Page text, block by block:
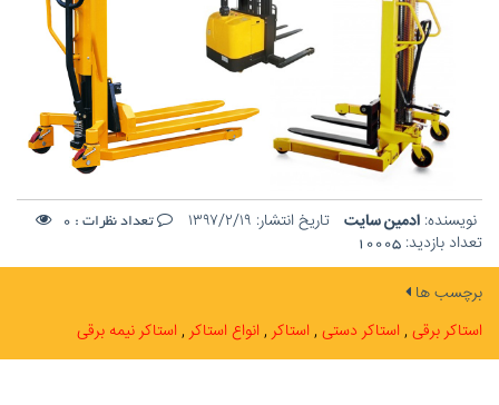
نویسنده: ادمین سایت تاریخ انتشار: ۱۳۹۷/۲/۱۹ تعداد نظرات : 0
تعداد بازدید: 10005
برچسب ها
استاکر برقی استاکر دستی استاکر انواع استاکر استاکر نیمه برقی